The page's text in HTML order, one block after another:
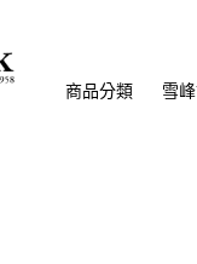
商品分類 雪